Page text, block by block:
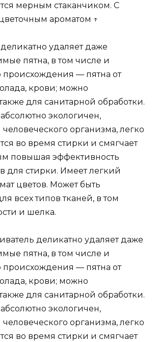
мерным стаканчиком. С
ароматом ↑
удаляет даже
пятна, в том числе и
происхождения — пятна от
крови; можно
для санитарной обработки.
экологичен,
организма, легко
во время стирки и смягчает
повышая эффективность
для стирки. Имеет легкий
цветов. Может быть
всех типов тканей, в том
и шелка.
деликатно удаляет даже
пятна, в том числе и
происхождения — пятна от
крови; можно
для санитарной обработки.
экологичен,
организма, легко
во время стирки и смягчает